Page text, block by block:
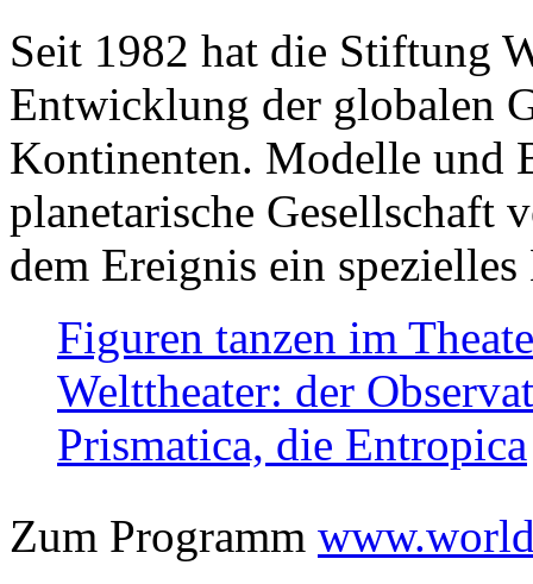
Seit 1982 hat die Stiftung
Entwicklung der globalen
Kontinenten. Modelle und
planetarische Gesellschaft
dem Ereignis ein
Figuren tanzen im
Welttheater: der
Prismatica, die Entropica
Zum Programm